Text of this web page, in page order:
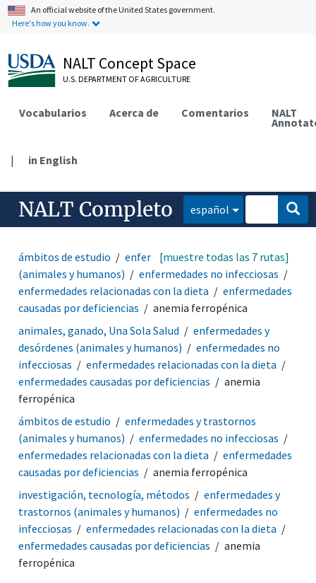
An official website of the United States government.
Here's how you know.
NALT Concept Space
U.S. DEPARTMENT OF AGRICULTURE
Vocabularios Acerca de Comentarios NALT
| in English
NALT Completo español
ámbitos de estudio
enfermedades y desórdenes
(animales y humanos)
enfermedades no infecciosas
enfermedades relacionadas con la dieta
enfermedades
causadas por deficiencias
anemia ferropénica
[muestre todas las 7 rutas]
animales, ganado, Una Sola Salud
enfermedades y
desórdenes (animales y humanos)
enfermedades no
infecciosas
enfermedades relacionadas con la dieta
enfermedades causadas por deficiencias
anemia
ferropénica
ámbitos de estudio
enfermedades y trastornos
(animales y humanos)
enfermedades no infecciosas
enfermedades relacionadas con la dieta
enfermedades
causadas por deficiencias
anemia ferropénica
investigación, tecnología, métodos
enfermedades y
trastornos (animales y humanos)
enfermedades no
infecciosas
enfermedades relacionadas con la dieta
enfermedades causadas por deficiencias
anemia
ferropénica